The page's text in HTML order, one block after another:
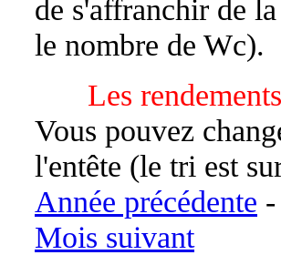
de s'affranchir de
le nombre de Wc).
Les
Vous pouvez
l'entête (le tri est
Année précédente -
Mois suivant